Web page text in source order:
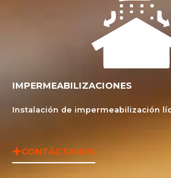
IMPERMEABILIZACIONES
Instalación de impermeabilización
CONTÁCTANOS